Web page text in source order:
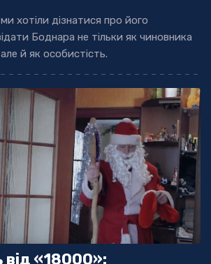
хотіли дізнатися про його
Боднара не тільки як чиновника
й як особистість.
від «18000»: